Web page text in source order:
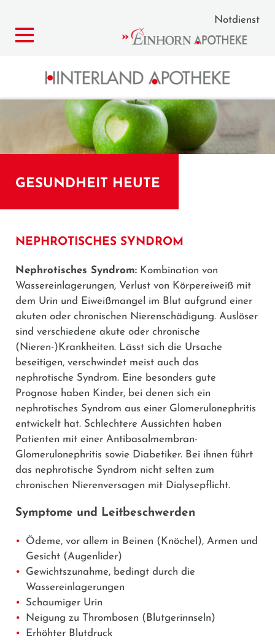
Notdienst
GESUNDHEIT HEUTE
NEPHROTISCHES SYNDROM
Nephrotisches Syndrom: Kombination von
Wassereinlagerungen, Verlust von Körpereiweiß mit
dem Urin und Eiweißmangel im Blut aufgrund einer
akuten oder chronischen Nierenschädigung. Auslöser
sind verschiedene akute oder chronische
(Nieren-)Krankheiten. Lässt sich die Ursache
beseitigen, verschwindet meist auch das
nephrotische Syndrom. Eine besonders gute
Prognose haben Kinder, bei denen sich ein
nephrotisches Syndrom aus einer Glomerulonephritis
entwickelt hat. Schlechtere Aussichten haben
Patienten mit einer Antibasalmembran-
Glomerulonephritis sowie Diabetiker. Bei ihnen führt
das nephrotische Syndrom nicht selten zum
chronischen Nierenversagen mit Dialysepflicht.
Symptome und Leitbeschwerden
Ödeme, vor allem in Beinen (Knöchel), Armen und
Gesicht (Augenlider)
Gewichtszunahme, bedingt durch die
Wassereinlagerungen
Schaumiger Urin
Neigung zu Thrombosen (Blutgerinnseln)
Erhöhter Blutdruck